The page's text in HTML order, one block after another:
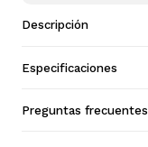
Descripción
Especificaciones
Preguntas frecuentes